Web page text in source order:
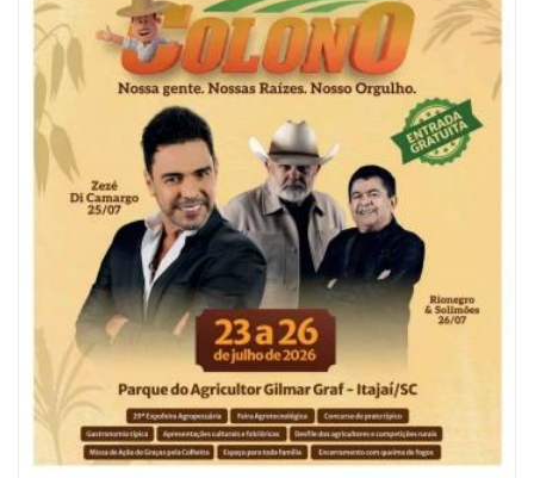
08/08/2026 | 07:00
Reservatórios de Penha são higienizados com ajuda de mergulhadores e
sem interrupção no abastecimento
ITAJAÍ